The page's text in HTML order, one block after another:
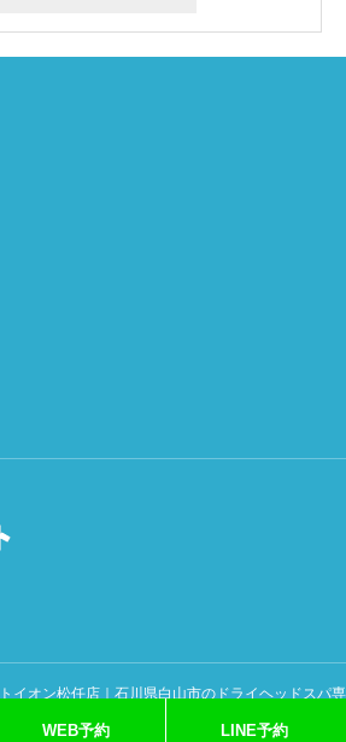
イオン松任店｜石川県白山市のドライヘッドスパ専
WEB予約 LINE予約